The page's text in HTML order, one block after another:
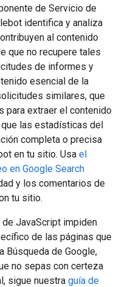
de Servicio de
identifica y analiza
al contenido
que no recupere tales
de informes y
esencial de la
similares, que
para extraer el contenido
las estadísticas del
completa o precisa
en tu sitio. Usa el
en Google Search
y los comentarios de
tu sitio.
JavaScript impiden
de las páginas que
Búsqueda de Google,
no sepas con certeza
sigue nuestra guía de